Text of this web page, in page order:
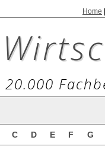
Home
20.000
C D E F G